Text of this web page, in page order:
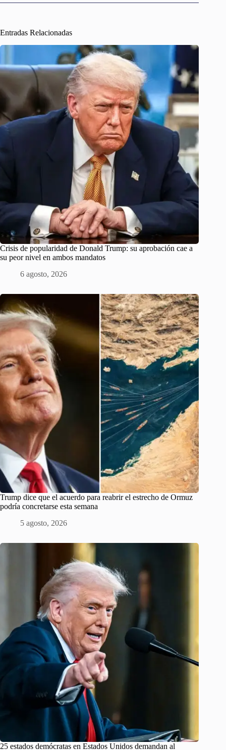
Entradas Relacionadas
Crisis de popularidad de Donald Trump: su aprobación cae a
su peor nivel en ambos mandatos
6 agosto, 2026
Trump dice que el acuerdo para reabrir el estrecho de Ormuz
podría concretarse esta semana
5 agosto, 2026
25 estados demócratas en Estados Unidos demandan al